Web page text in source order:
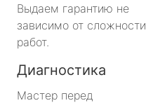
Выдаем гарантию не
зависимо от сложности
работ.
Диагностика
Мастер перед